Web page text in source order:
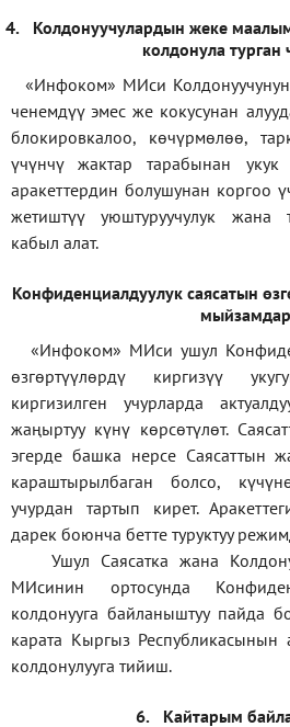
4.
Колдонуучулардын жеке
колдонула турган
«Инфоком» МИси
ченемдүү эмес же кокусунан
блокировкалоо, көчүрмөлөө,
үчүнчү жактар тарабынан
аракеттердин болушунан коргоо
жетиштүү уюштуруучулук жана
кабыл алат.
Конфиденциалдуулук саясатын
мыйзамдар
«Инфоком» МИси ушул
өзгөртүүлөрдү киргизүү
киргизилген учурларда
жаңыртуу күнү көрсөтүлөт.
эгерде башка нерсе Саясаттын
караштырылбаган болсо,
учурдан тартып кирет.
дарек боюнча бетте туруктуу
Ушул Саясатка жана
МИсинин ортосунда
колдонууга байланыштуу пайда
карата Кыргыз Республикасынын
колдонулууга тийиш.
6. Кайтарым